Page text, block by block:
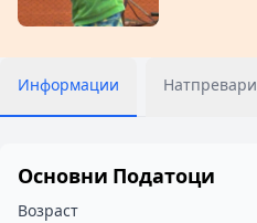
Информации Натпревари
Основни Податоци
Возраст